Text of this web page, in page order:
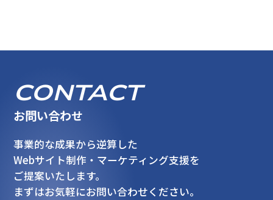
CONTACT
お問い合わせ
事業的な成果から逆算した
Webサイト制作・マーケティング支援を
ご提案いたします。
まずはお気軽にお問い合わせください。